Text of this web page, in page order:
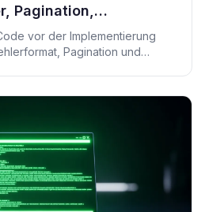
Pagination,
vor der Implementierung
Pagination und